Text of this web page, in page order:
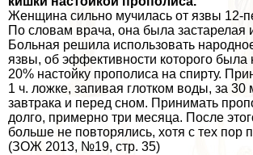
Женщина сильно мучилась от язвы 12-
По словам врача, она была застарелая
Больная решила использовать
язвы, об эффективности которого
20% настойку прополиса на спирту.
1 ч. ложке, запивая глотком воды, за 30
завтpaка и перед сном. Принимать
долго, примерно три месяца. После
больше не повторялись, хотя с тех пор
(ЗОЖ 2013, №19, стр. 35)